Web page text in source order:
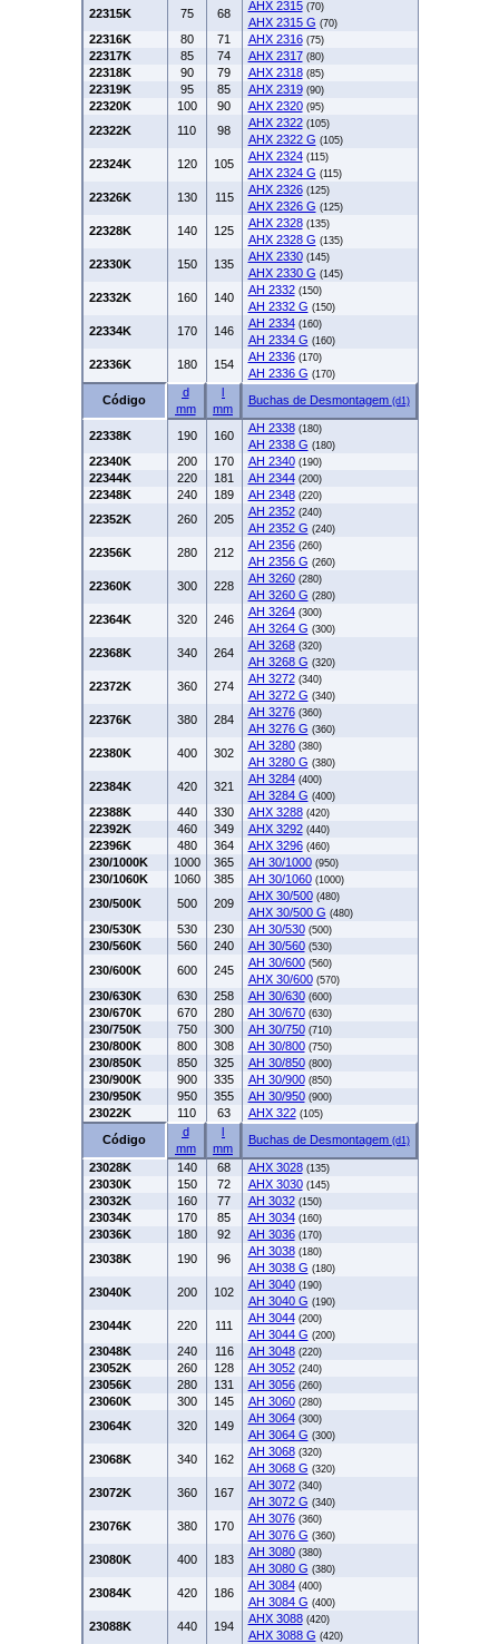
22315K 75 68
AHX 2315 (70)
AHX 2315 G (70)
22316K 80 71 AHX 2316 (75)
22317K 85 74 AHX 2317 (80)
22318K 90 79 AHX 2318 (85)
22319K 95 85 AHX 2319 (90)
22320K 100 90 AHX 2320 (95)
22322K 110 98
AHX 2322 (105)
AHX 2322 G (105)
22324K 120 105
AHX 2324 (115)
AHX 2324 G (115)
22326K 130 115
AHX 2326 (125)
AHX 2326 G (125)
22328K 140 125
AHX 2328 (135)
AHX 2328 G (135)
22330K 150 135
AHX 2330 (145)
AHX 2330 G (145)
22332K 160 140
AH 2332 (150)
AH 2332 G (150)
22334K 170 146
AH 2334 (160)
AH 2334 G (160)
22336K 180 154
AH 2336 (170)
AH 2336 G (170)
Código
d
mm
l
mm
Buchas de Desmontagem (d1)
22338K 190 160
AH 2338 (180)
AH 2338 G (180)
22340K 200 170 AH 2340 (190)
22344K 220 181 AH 2344 (200)
22348K 240 189 AH 2348 (220)
22352K 260 205
AH 2352 (240)
AH 2352 G (240)
22356K 280 212
AH 2356 (260)
AH 2356 G (260)
22360K 300 228
AH 3260 (280)
AH 3260 G (280)
22364K 320 246
AH 3264 (300)
AH 3264 G (300)
22368K 340 264
AH 3268 (320)
AH 3268 G (320)
22372K 360 274
AH 3272 (340)
AH 3272 G (340)
22376K 380 284
AH 3276 (360)
AH 3276 G (360)
22380K 400 302
AH 3280 (380)
AH 3280 G (380)
22384K 420 321
AH 3284 (400)
AH 3284 G (400)
22388K 440 330 AHX 3288 (420)
22392K 460 349 AHX 3292 (440)
22396K 480 364 AHX 3296 (460)
230/1000K 1000 365 AH 30/1000 (950)
230/1060K 1060 385 AH 30/1060 (1000)
230/500K 500 209
AHX 30/500 (480)
AHX 30/500 G (480)
230/530K 530 230 AH 30/530 (500)
230/560K 560 240 AH 30/560 (530)
230/600K 600 245
AH 30/600 (560)
AHX 30/600 (570)
230/630K 630 258 AH 30/630 (600)
230/670K 670 280 AH 30/670 (630)
230/750K 750 300 AH 30/750 (710)
230/800K 800 308 AH 30/800 (750)
230/850K 850 325 AH 30/850 (800)
230/900K 900 335 AH 30/900 (850)
230/950K 950 355 AH 30/950 (900)
23022K 110 63 AHX 322 (105)
Código
d
mm
l
mm
Buchas de Desmontagem (d1)
23028K 140 68 AHX 3028 (135)
23030K 150 72 AHX 3030 (145)
23032K 160 77 AH 3032 (150)
23034K 170 85 AH 3034 (160)
23036K 180 92 AH 3036 (170)
23038K 190 96
AH 3038 (180)
AH 3038 G (180)
23040K 200 102
AH 3040 (190)
AH 3040 G (190)
23044K 220 111
AH 3044 (200)
AH 3044 G (200)
23048K 240 116 AH 3048 (220)
23052K 260 128 AH 3052 (240)
23056K 280 131 AH 3056 (260)
23060K 300 145 AH 3060 (280)
23064K 320 149
AH 3064 (300)
AH 3064 G (300)
23068K 340 162
AH 3068 (320)
AH 3068 G (320)
23072K 360 167
AH 3072 (340)
AH 3072 G (340)
23076K 380 170
AH 3076 (360)
AH 3076 G (360)
23080K 400 183
AH 3080 (380)
AH 3080 G (380)
23084K 420 186
AH 3084 (400)
AH 3084 G (400)
23088K 440 194
AHX 3088 (420)
AHX 3088 G (420)